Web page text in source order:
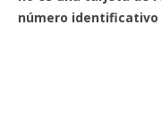
número identificativo